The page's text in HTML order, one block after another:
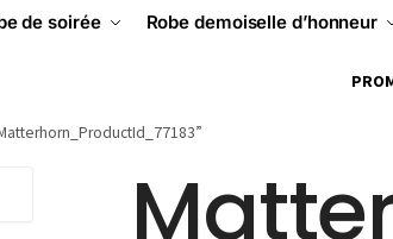
de soirée Robe demoiselle d’honneur